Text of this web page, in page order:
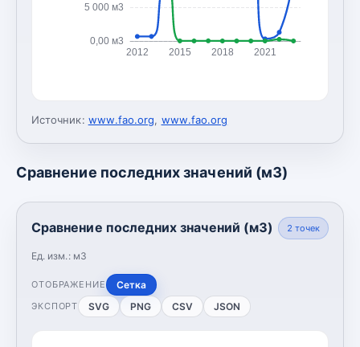
0,00 м3
5 000 м3
2012 2015 2018 2021
Источник: www.fao.org, www.fao.org
Сравнение последних значений (м3)
Сравнение последних значений (м3)
Ед. изм.: м3
2 точек
ОТОБРАЖЕНИЕ Сетка
ЭКСПОРТ SVG PNG CSV JSON